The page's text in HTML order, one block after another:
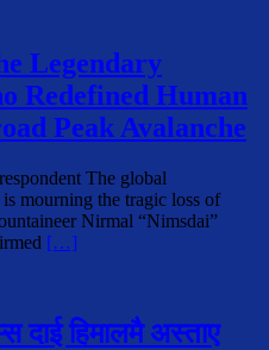
Legendary
Redefined Human
Peak Avalanche
The global
mourning the tragic loss of
Nirmal “Nimsdai”
[…]
दाई हिमालमै अस्ताए